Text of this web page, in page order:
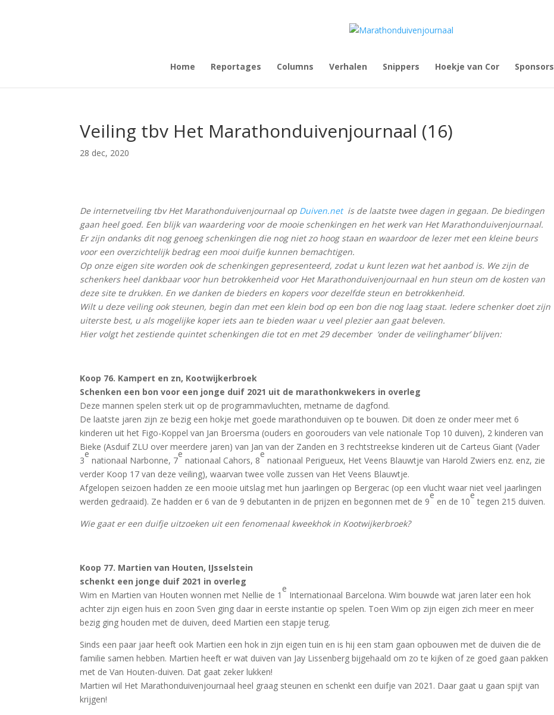
Home Reportages Columns Verhalen Snippers Hoekje van Cor Sponsors
Veiling tbv Het Marathonduivenjournaal (16)
28 dec, 2020
De internetveiling tbv Het Marathonduivenjournaal op Duiven.net is de laatste twee dagen in gegaan. De biedingen
gaan heel goed. Een blijk van waardering voor de mooie schenkingen en het werk van Het Marathonduivenjournaal.
Er zijn ondanks dit nog genoeg schenkingen die nog niet zo hoog staan en waardoor de lezer met een kleine beurs
voor een overzichtelijk bedrag een mooi duifje kunnen bemachtigen.
Op onze eigen site worden ook de schenkingen gepresenteerd, zodat u kunt lezen wat het aanbod is. We zijn de
schenkers heel dankbaar voor hun betrokkenheid voor Het Marathonduivenjournaal en hun steun om de kosten van
deze site te drukken. En we danken de bieders en kopers voor dezelfde steun en betrokkenheid.
Wilt u deze veiling ook steunen, begin dan met een klein bod op een bon die nog laag staat. Iedere schenker doet zijn
uiterste best, u als mogelijke koper iets aan te bieden waar u veel plezier aan gaat beleven.
Hier volgt het zestiende quintet schenkingen die tot en met 29 december ‘onder de veilinghamer’ blijven:
Koop 76. Kampert en zn, Kootwijkerbroek
Schenken een bon voor een jonge duif 2021 uit de marathonkwekers in overleg
Deze mannen spelen sterk uit op de programmavluchten, metname de dagfond.
De laatste jaren zijn ze bezig een hokje met goede marathonduiven op te bouwen. Dit doen ze onder meer met 6
kinderen uit het Figo-Koppel van Jan Broersma (ouders en goorouders van vele nationale Top 10 duiven), 2 kinderen van
Bieke (Asduif ZLU over meerdere jaren) van Jan van der Zanden en 3 rechtstreekse kinderen uit de Carteus Giant (Vader
3
e
nationaal Narbonne, 7
e
nationaal Cahors, 8
e
nationaal Perigueux, Het Veens Blauwtje van Harold Zwiers enz. enz, zie
verder Koop 17 van deze veiling), waarvan twee volle zussen van Het Veens Blauwtje.
Afgelopen seizoen hadden ze een mooie uitslag met hun jaarlingen op Bergerac (op een vlucht waar niet veel jaarlingen
werden gedraaid). Ze hadden er 6 van de 9 debutanten in de prijzen en begonnen met de 9
e
en de 10
e
tegen 215 duiven.
Wie gaat er een duifje uitzoeken uit een fenomenaal kweekhok in Kootwijkerbroek?
Koop 77. Martien van Houten, IJsselstein
schenkt een jonge duif 2021 in overleg
Wim en Martien van Houten wonnen met Nellie de 1
e
Internationaal Barcelona. Wim bouwde wat jaren later een hok
achter zijn eigen huis en zoon Sven ging daar in eerste instantie op spelen. Toen Wim op zijn eigen zich meer en meer
bezig ging houden met de duiven, deed Martien een stapje terug.
Sinds een paar jaar heeft ook Martien een hok in zijn eigen tuin en is hij een stam gaan opbouwen met de duiven die de
familie samen hebben. Martien heeft er wat duiven van Jay Lissenberg bijgehaald om zo te kijken of ze goed gaan pakken
met de Van Houten-duiven. Dat gaat zeker lukken!
Martien wil Het Marathonduivenjournaal heel graag steunen en schenkt een duifje van 2021. Daar gaat u gaan spijt van
krijgen!